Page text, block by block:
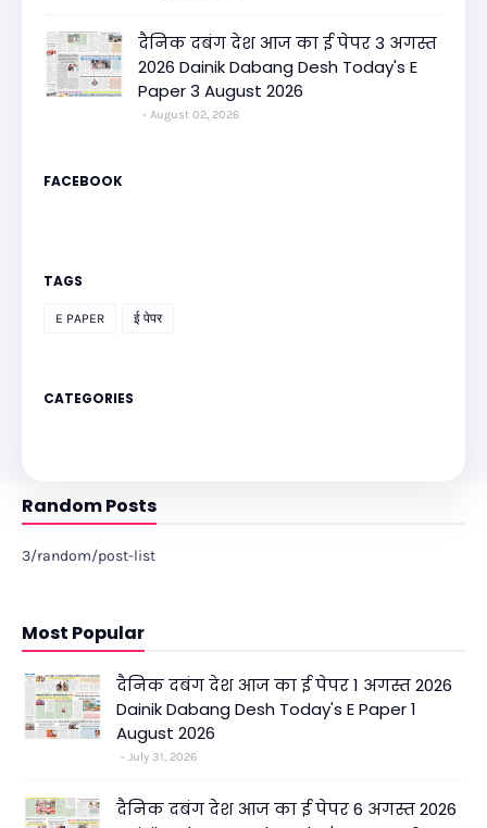
दैनिक दबंग देश आज का ई पेपर 3 अगस्त
2026 Dainik Dabang Desh Today's E
Paper 3 August 2026
August 02, 2026
FACEBOOK
TAGS
E PAPER ई पेपर
CATEGORIES
Random Posts
3/random/post-list
Most Popular
दैनिक दबंग देश आज का ई पेपर 1 अगस्त 2026
Dainik Dabang Desh Today's E Paper 1
August 2026
July 31, 2026
दैनिक दबंग देश आज का ई पेपर 6 अगस्त 2026